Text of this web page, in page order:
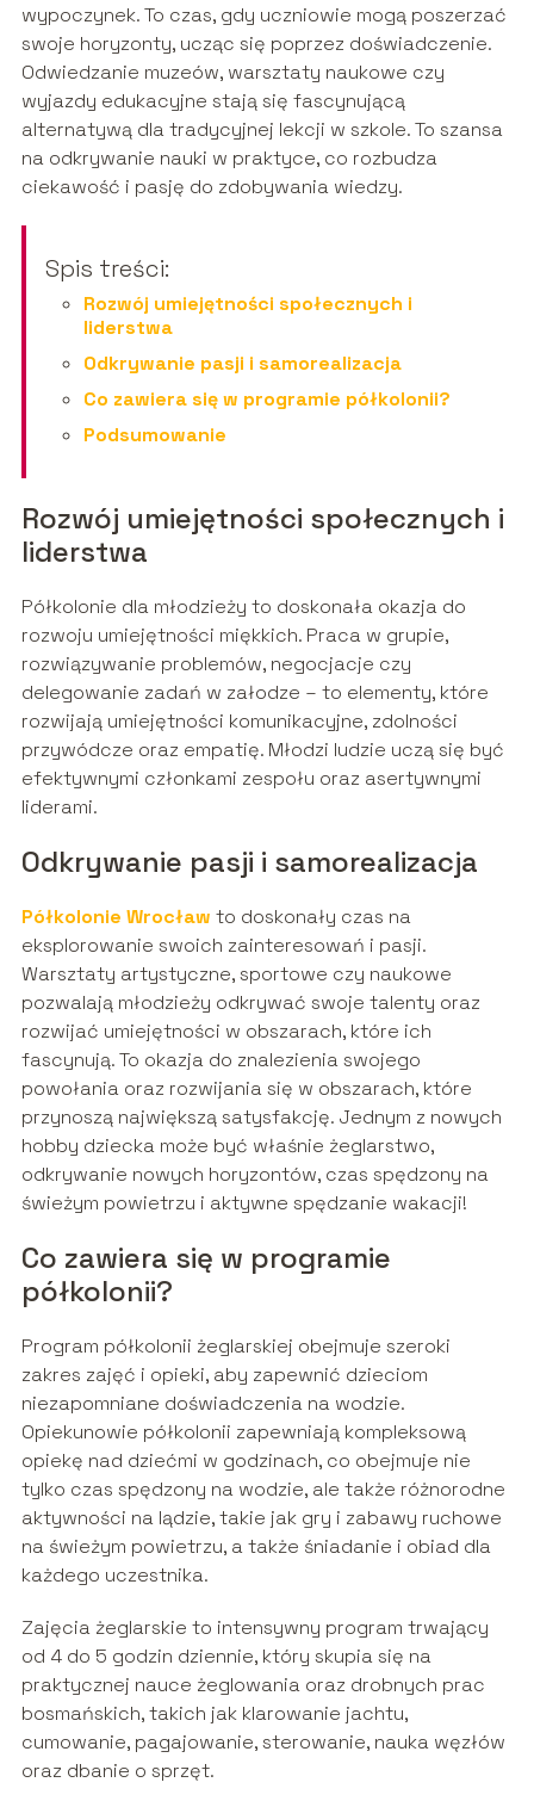
wypoczynek. To czas, gdy uczniowie mogą poszerzać
swoje horyzonty, ucząc się poprzez doświadczenie.
Odwiedzanie muzeów, warsztaty naukowe czy
wyjazdy edukacyjne stają się fascynującą
alternatywą dla tradycyjnej lekcji w szkole. To szansa
na odkrywanie nauki w praktyce, co rozbudza
ciekawość i pasję do zdobywania wiedzy.
Spis treści:
Rozwój umiejętności społecznych i
liderstwa
Odkrywanie pasji i samorealizacja
Co zawiera się w programie półkolonii?
Podsumowanie
Rozwój umiejętności społecznych i
liderstwa
Półkolonie dla młodzieży to doskonała okazja do
rozwoju umiejętności miękkich. Praca w grupie,
rozwiązywanie problemów, negocjacje czy
delegowanie zadań w załodze – to elementy, które
rozwijają umiejętności komunikacyjne, zdolności
przywódcze oraz empatię. Młodzi ludzie uczą się być
efektywnymi członkami zespołu oraz asertywnymi
liderami.
Odkrywanie pasji i samorealizacja
Półkolonie Wrocław to doskonały czas na
eksplorowanie swoich zainteresowań i pasji.
Warsztaty artystyczne, sportowe czy naukowe
pozwalają młodzieży odkrywać swoje talenty oraz
rozwijać umiejętności w obszarach, które ich
fascynują. To okazja do znalezienia swojego
powołania oraz rozwijania się w obszarach, które
przynoszą największą satysfakcję. Jednym z nowych
hobby dziecka może być właśnie żeglarstwo,
odkrywanie nowych horyzontów, czas spędzony na
świeżym powietrzu i aktywne spędzanie wakacji!
Co zawiera się w programie
półkolonii?
Program półkolonii żeglarskiej obejmuje szeroki
zakres zajęć i opieki, aby zapewnić dzieciom
niezapomniane doświadczenia na wodzie.
Opiekunowie półkolonii zapewniają kompleksową
opiekę nad dziećmi w godzinach, co obejmuje nie
tylko czas spędzony na wodzie, ale także różnorodne
aktywności na lądzie, takie jak gry i zabawy ruchowe
na świeżym powietrzu, a także śniadanie i obiad dla
każdego uczestnika.
Zajęcia żeglarskie to intensywny program trwający
od 4 do 5 godzin dziennie, który skupia się na
praktycznej nauce żeglowania oraz drobnych prac
bosmańskich, takich jak klarowanie jachtu,
cumowanie, pagajowanie, sterowanie, nauka węzłów
oraz dbanie o sprzęt.